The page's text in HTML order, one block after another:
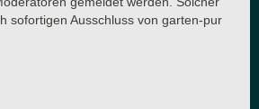
sofortigen Ausschluss von garten-pur